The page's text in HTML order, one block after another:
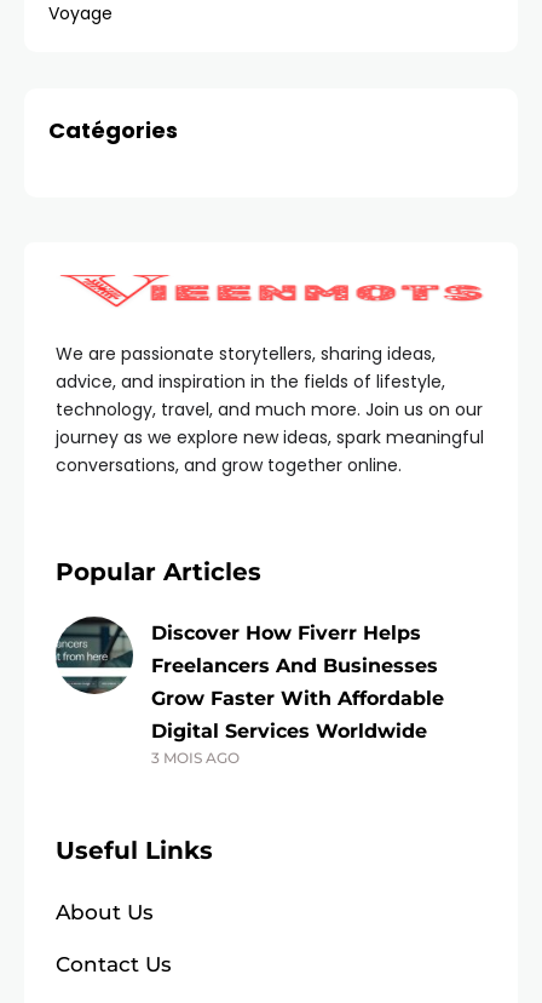
Voyage
Catégories
We are passionate storytellers, sharing ideas,
advice, and inspiration in the fields of lifestyle,
technology, travel, and much more. Join us on our
journey as we explore new ideas, spark meaningful
conversations, and grow together online.
Popular Articles
Discover How Fiverr Helps
Freelancers And Businesses
Grow Faster With Affordable
Digital Services Worldwide
3 MOIS AGO
Useful Links
About Us
Contact Us